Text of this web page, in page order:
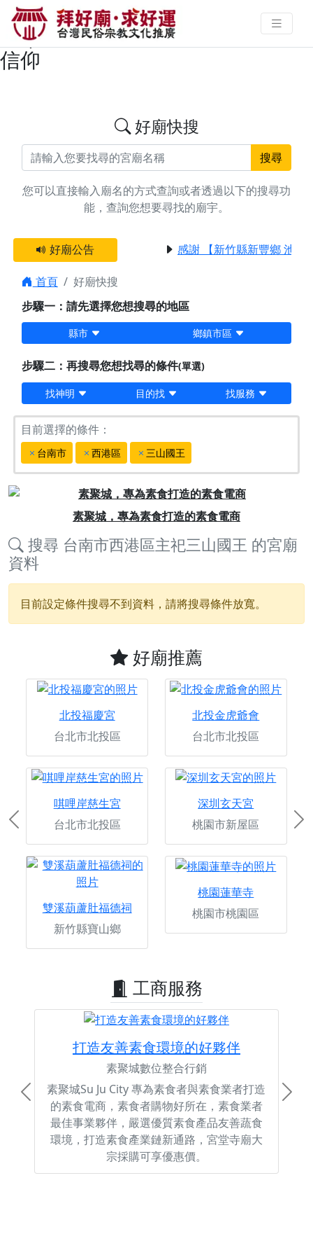
搜尋台南市西港區三山國王廟宇資
料 | 拜好廟求好運 找到與您有緣的
信仰
好廟快搜
搜尋
您可以直接輸入廟名的方式查詢或者透過以下的搜尋功
能，查詢您想要尋找的廟宇。
好廟公告 感謝 【新竹縣新豐鄉 池和
首頁
好廟快搜
步驟一：請先選擇您想搜尋的地區
縣市 鄉鎮市區
步驟二：再搜尋您想找尋的條件(單選)
找神明 目的找 找服務
目前選擇的條件：
台南市 西港區 三山國王
素聚城，專為素食打造的素食電商
Previous
搜尋 台南市西港區主祀三山國王 的宮廟
資料
目前設定條件搜尋不到資料，請將搜尋條件放寬。
好廟推薦
北投福慶宮
台北市北投區
北投金虎爺會
台北市北投區
唭哩岸慈生宮
台北市北投區
深圳玄天宮
桃園市新屋區
雙溪葫蘆肚福德祠
新竹縣寶山鄉
桃園蓮華寺
桃園市桃園區
Previous
工商服務
打造友善素食環境的好夥伴
素聚城數位整合行銷
素聚城Su Ju City 專為素食者與素食業者打造
的素食電商，素食者購物好所在，素食業者
最佳事業夥伴，嚴選優質素食產品友善蔬食
環境，打造素食產業鏈新通路，宮堂寺廟大
宗採購可享優惠價。
Previous Next